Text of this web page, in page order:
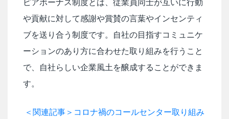
ピアボーナス制度とは、従業員同士が互いに行動
や貢献に対して感謝や賞賛の言葉やインセンティ
ブを送り合う制度です。自社の目指すコミュニケ
ーションのあり方に合わせた取り組みを行うこと
で、自社らしい企業風土を醸成することができま
す。
＜関連記事＞コロナ禍のコールセンター取り組み